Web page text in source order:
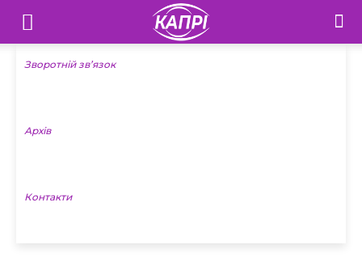
Телебачення
«Капрі»
Новини
Зворотній зв’язок
Архів
Контакти